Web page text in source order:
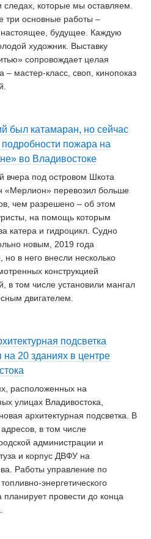
следах, которые мы оставляем.
три основные работы –
будущее. Каждую
художник. Выставку
сопровождает целая
– мастер-класс, своп, кинопоказ
был катамаран, но сейчас
подробности пожара на
во Владивостоке
вчера под островом Шкота
«Мерлион» перевозил больше
чем разрешено – об этом
на помощь которым
катера и гидроцикл. Судно
новым, 2019 года
но в него внесли несколько
конструкцией
в том числе установили мангал
двигателем.
подсветка
на 20 зданиях в центре
расположенных на
улицах Владивостока,
архитектурная подсветка. В
в том числе
администрации и
и корпус ДВФУ на
Работы управление по
энергетического
планирует провести до конца